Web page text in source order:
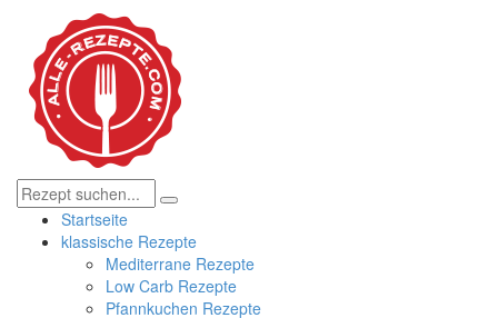
Startseite
klassische Rezepte
Mediterrane Rezepte
Low Carb Rezepte
Pfannkuchen Rezepte